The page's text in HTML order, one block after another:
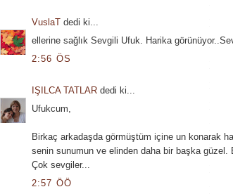
VuslaTdedi ki...
ellerine sağlık Sevgili Ufuk. Harika
2:56 ÖS
IŞILCA TATLARdedi ki...
Ufukcum,
Birkaç arkadaşda görmüştüm içine un konarak
senin sunumun ve elinden daha bir başka güzel.
Çok sevgiler...
2:57 ÖÖ